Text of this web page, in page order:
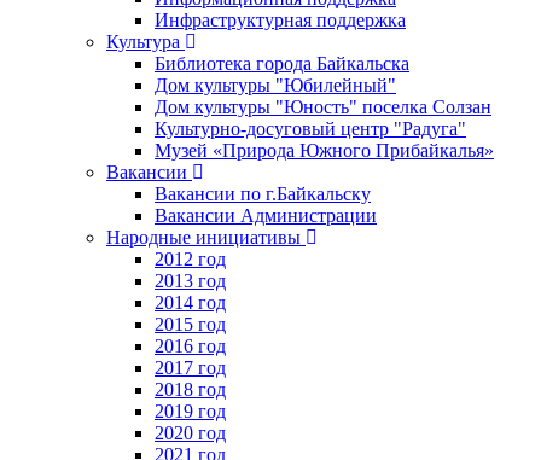
Инфраструктурная поддержка
Культура
Библиотека города Байкальска
Дом культуры "Юбилейный"
Дом культуры "Юность" поселка Солзан
Культурно-досуговый центр "Радуга"
Музей «Природа Южного Прибайкалья»
Вакансии
Вакансии по г.Байкальску
Вакансии Администрации
Народные инициативы
2012 год
2013 год
2014 год
2015 год
2016 год
2017 год
2018 год
2019 год
2020 год
2021 год